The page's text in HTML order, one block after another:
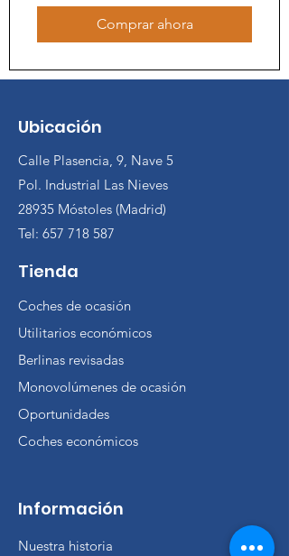
Comprar ahora
Ubicación
Calle Plasencia, 9, Nave 5
Pol. Industrial Las Nieves
28935 Móstoles (Madrid)
Tel: 657 718 587
Tienda
Coches de ocasión
Utilitarios económicos
Berlinas revisadas
Monovolúmenes de ocasión
Oportunidades
Coches económicos
Información
Nuestra historia